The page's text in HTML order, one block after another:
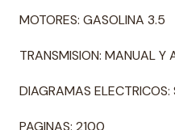
MOTORES: GASOLINA 3.5
TRANSMISION: MANUAL Y
DIAGRAMAS ELECTRICOS: